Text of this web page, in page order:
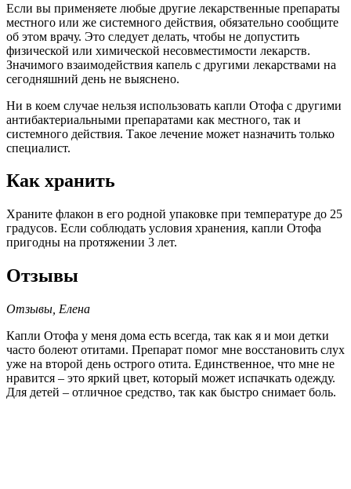
Если вы применяете любые другие лекарственные препараты
местного или же системного действия, обязательно сообщите
об этом врачу. Это следует делать, чтобы не допустить
физической или химической несовместимости лекарств.
Значимого взаимодействия капель с другими лекарствами на
сегодняшний день не выяснено.
Ни в коем случае нельзя использовать капли Отофа с другими
антибактериальными препаратами как местного, так и
системного действия. Такое лечение может назначить только
специалист.
Как хранить
Храните флакон в его родной упаковке при температуре до 25
градусов. Если соблюдать условия хранения, капли Отофа
пригодны на протяжении 3 лет.
Отзывы
Отзывы, Елена
Капли Отофа у меня дома есть всегда, так как я и мои детки
часто болеют отитами. Препарат помог мне восстановить слух
уже на второй день острого отита. Единственное, что мне не
нравится – это яркий цвет, который может испачкать одежду.
Для детей – отличное средство, так как быстро снимает боль.